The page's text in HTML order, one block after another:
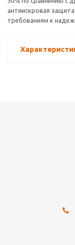
антиискровая
требованиям к